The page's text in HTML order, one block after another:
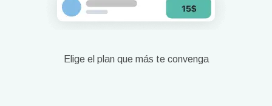
Elige el plan que más te convenga